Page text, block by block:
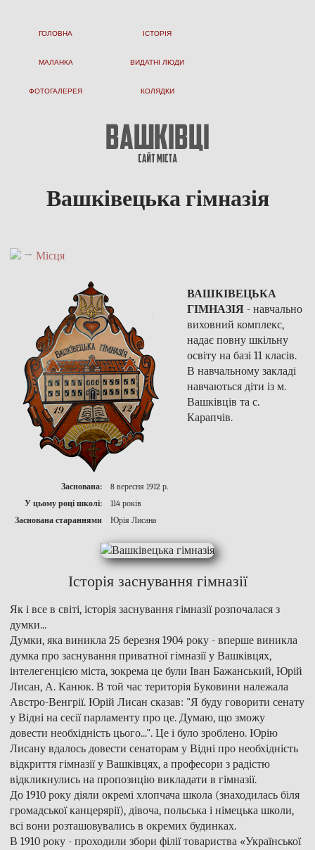
ГОЛОВНА ІСТОРІЯ
МАЛАНКА ВИДАТНІ ЛЮДИ
ФОТОГАЛЕРЕЯ КОЛЯДКИ
Вашківецька гімназія
→ Місця
Заснована:
8 вересня 1912 р.
У цьому році школі:
114 років
Заснована стараннями
Юрія Лисана
ВАШКІВЕЦЬКА
ГІМНАЗІЯ - навчально
виховний комплекс,
надає повну шкільну
освіту на базі 11 класів.
В навчальному закладі
навчаються діти із м.
Вашківців та с.
Карапчів.
Історія заснування гімназії
Як і все в світі, історія заснування гімназії розпочалася з
думки...
Думки, яка виникла 25 березня 1904 року - вперше виникла
думка про заснування приватної гімназії у Вашківцях,
інтелегенцією міста, зокрема це були Іван Бажанський, Юрій
Лисан, А. Канюк. В той час територія Буковини належала
Австро-Венгрії. Юрій Лисан сказав: "Я буду говорити сенату
у Відні на сесії парламенту про це. Думаю, що зможу
довести необхідність цього...". Це і було зроблено. Юрію
Лисану вдалось довести сенаторам у Відні про необхідність
відкриття гімназії у Вашківцях, а професори з радістю
відкликнулись на пропозицію викладати в гімназії.
До 1910 року діяли окремі хлопчача школа (знаходилась біля
громадської канцерярії), дівоча, польська і німецька школи,
всі вони розташовувались в окремих будинках.
В 1910 року - проходили збори філії товариства «Української